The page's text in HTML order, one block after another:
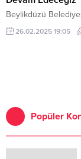
Beylikdüzü
Genel-İş Sendikası,
çalışanlarının
26.02.2025 19:05
Popüler